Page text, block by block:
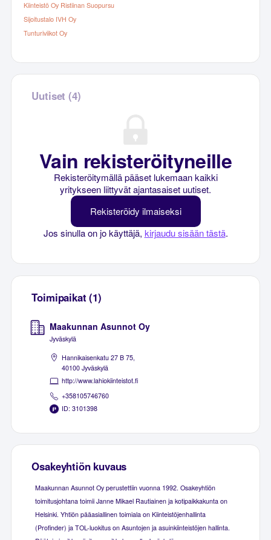
Kiinteistö Oy Ristiinan Suopursu
Sijoitustalo IVH Oy
Tunturiviikot Oy
Uutiset (4)
Vain rekisteröityneille
Rekisteröitymällä pääset lukemaan kaikki
yritykseen liittyvät ajantasaiset uutiset.
Rekisteröidy ilmaiseksi
Jos sinulla on jo käyttäjä, kirjaudu sisään tästä.
Toimipaikat (1)
Maakunnan Asunnot Oy
Jyväskylä
Hannikaisenkatu 27 B 75,
40100 Jyväskylä
http://www.lahiokiinteistot.fi
+358105746760
ID: 3101398
Osakeyhtiön kuvaus
Maakunnan Asunnot Oy perustettiin vuonna 1992. Osakeyhtiön
toimitusjohtana toimii Janne Mikael Rautiainen ja kotipaikkakunta on
Helsinki. Yhtiön pääasiallinen toimiala on Kiinteistöjenhallinta
(Profinder) ja TOL-luokitus on Asuntojen ja asuinkiinteistöjen hallinta.